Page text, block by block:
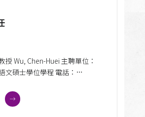
授 Wu, Chen-Huei 主聘單位：
文碩士學位學程 電話：
30044 新竹市東區光復路101號